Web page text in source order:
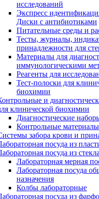
исследований
Экспресс
Диски с антибиотиками
Питательные среды и
Тесты, журналы,
принадлежности для
Материалы для
иммунологическими
Реагенты для
Тест-полоски для
биохимии
и
клинической биохимии
Диагностические
Контрольные материалы
забора крови и
посуда из
посуда из стекла
Лабораторная мерная
Лабораторная посуда
назначения
Колбы лабораторные
посуда из